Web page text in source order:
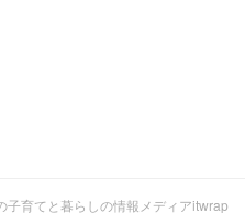
育てと暮らしの情報メディアitwrap